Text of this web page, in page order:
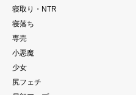
寝取り・NTR
寝落ち
専売
小悪魔
少女
尻フェチ